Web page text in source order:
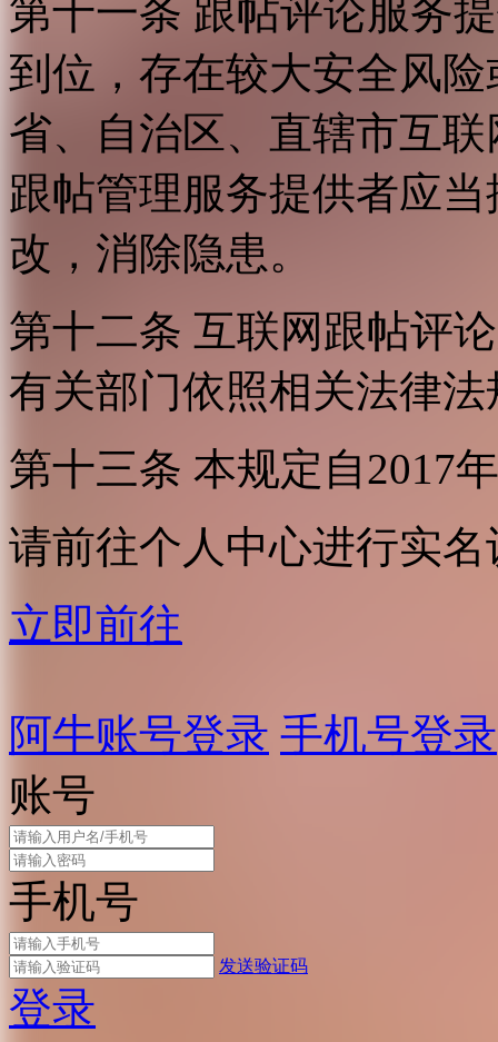
第十一条 跟帖评论服务
到位，存在较大安全风
省、自治区、直辖市互
跟帖管理服务提供者应
改，消除隐患。
第十二条 互联网跟帖评
有关部门依照相关法律
第十三条 本规定自2017
请前往个人中心进行实名
立即前往
阿牛账号登录 手机号登录
账号
手机号
发送验证码
登录